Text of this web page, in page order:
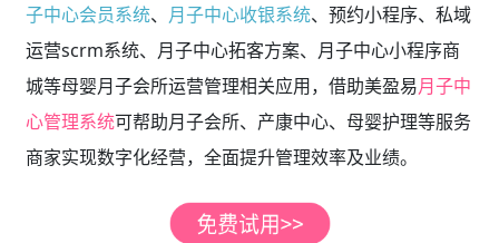
子中心会员系统、 月子中心收银系统、预约小程序、私域
运营scrm系统、月子中心拓客方案、月子中心小程序商
城等母婴月子会所运营管理相关应用，借助美盈易月子中
心管理系统可帮助月子会所、产康中心、母婴护理等服务
商家实现数字化经营，全面提升管理效率及业绩。